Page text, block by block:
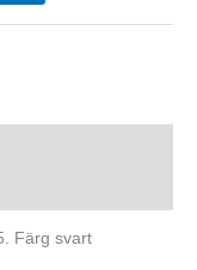
Färg svart